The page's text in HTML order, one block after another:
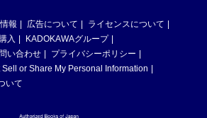
報 広告について
ライセンスについて
入
KADOKAWAグループ
い合わせ
プライバシーポリシー
Sell or Share My Personal Information
いて